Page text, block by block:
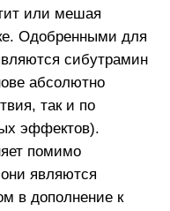
или мешая
Одобренными для
сибутрамин
абсолютно
так и по
эффектов).
помимо
являются
в дополнение к